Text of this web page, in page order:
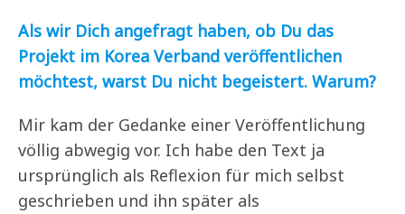
Als wir Dich angefragt haben, ob Du das
Projekt im Korea Verband veröffentlichen
möchtest, warst Du nicht begeistert. Warum?
Mir kam der Gedanke einer Veröffentlichung
völlig abwegig vor. Ich habe den Text ja
ursprünglich als Reflexion für mich selbst
geschrieben und ihn später als